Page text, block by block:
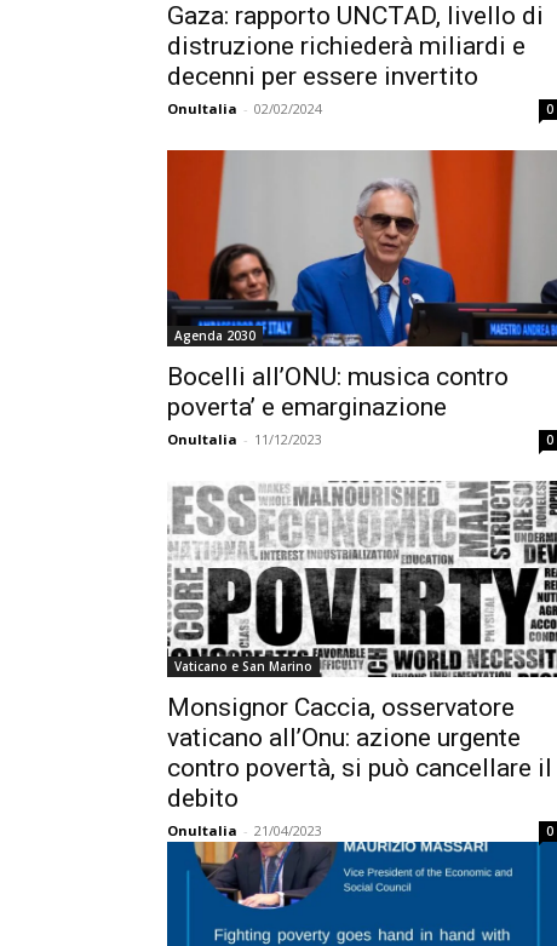
Gaza: rapporto UNCTAD, livello di
distruzione richiederà miliardi e
decenni per essere invertito
OnuItalia - 02/02/2024 0
Agenda 2030
Bocelli all’ONU: musica contro
poverta’ e emarginazione
OnuItalia - 11/12/2023 0
Vaticano e San Marino
Monsignor Caccia, osservatore
vaticano all’Onu: azione urgente
contro povertà, si può cancellare il
debito
OnuItalia - 21/04/2023 0